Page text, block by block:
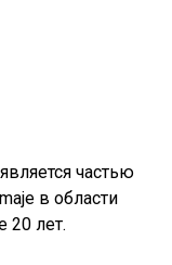
частью
в области
20 лет.